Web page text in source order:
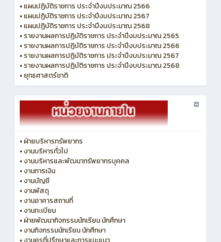
• แผนปฏิบัติราชการ ประจำปีงบประมาณ 2566
• แผนปฏิบัติราชการ ประจำปีงบประมาณ 2567
• แผนปฏิบัติราชการ ประจำปีงบประมาณ 2568
• รายงานผลการปฏิบัติราชการ ประจำปีงบประมาณ 2565
• รายงานผลการปฏิบัติราชการ ประจำปีงบประมาณ 2566
• รายงานผลการปฏิบัติราชการ ประจำปีงบประมาณ 2567
• รายงานผลการปฏิบัติราชการ ประจำปีงบประมาณ 2568
• ยุทธศาสตร์ชาติ
• ฝ่ายบริหารทรัพยากร
•งานบริหารทั่วไป
•งานบริหารและพัฒนาทรัพยากรบุคคล
•งานการเงิน
•งานบัญชี
•งานพัสดุ
•งานอาคารสถานที่
•งานทะเบียน
• ฝ่ายพัฒนากิจกรรมนักเรียน นักศึกษา
•งานกิจกรรมนักเรียน นักศึกษา